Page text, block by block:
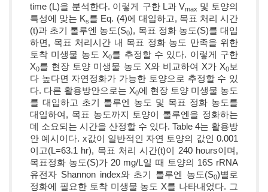
time (L)을 분석한다. 이렇게 구한 L과 Vmax 및 토양의
특성에 맞는 Ks를 Eq. (4)에 대입하고, 목표 처리 시간
(t)과 초기 톨루엔 농도(S0), 목표 정화 농도(S)를 대입
하면, 목표 처리시간 내 목표 정화 농도 만족을 위한
토착 미생물 농도 X0를 추정할 수 있다. 이렇게 구한
X0를 현장 토양 미생물 농도 X와 비교하여 X가 X0보
다 높다면 자연정화가 가능한 토양으로 추정할 수 있
다. 다른 활용방안으로는 X0에 현장 토양 미생물 농도
를 대입하고 초기 톨루엔 농도 및 목표 정화 농도를
대입하여, 목표 농도까지 토양이 톨루엔을 정화하는
데 소요되는 시간을 산정할 수 있다. Table 4는 활용방
안 예시이다. x값이 일반적인 자연 토양의 값인 0.001
이고(L=63.1 hr), 목표 처리 시간(t)이 240 hours이며,
목표정화 농도(S)가 20 mg/L일 때 토양의 16S rRNA
유전자 Shannon index와 초기 톨루엔 농도(S0)별로
정화에 필요한 토착 미생물 농도 X를 나타내었다. 그